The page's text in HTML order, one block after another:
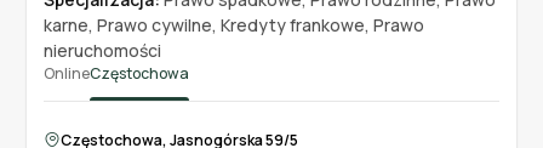
karne, Prawo cywilne, Kredyty frankowe, Prawo
nieruchomości
OnlineCzęstochowa
Częstochowa, Jasnogórska 59/5